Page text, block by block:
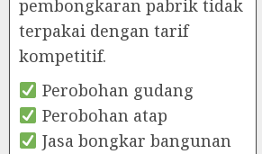
pembongkaran pabrik tidak
terpakai dengan tarif
kompetitif.
Perobohan gudang
Perobohan atap
Jasa bongkar bangunan